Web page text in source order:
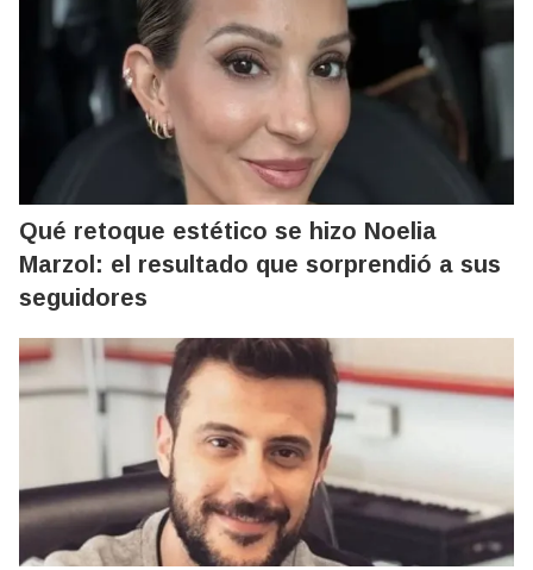
Qué retoque estético se hizo Noelia
Marzol: el resultado que sorprendió a sus
seguidores